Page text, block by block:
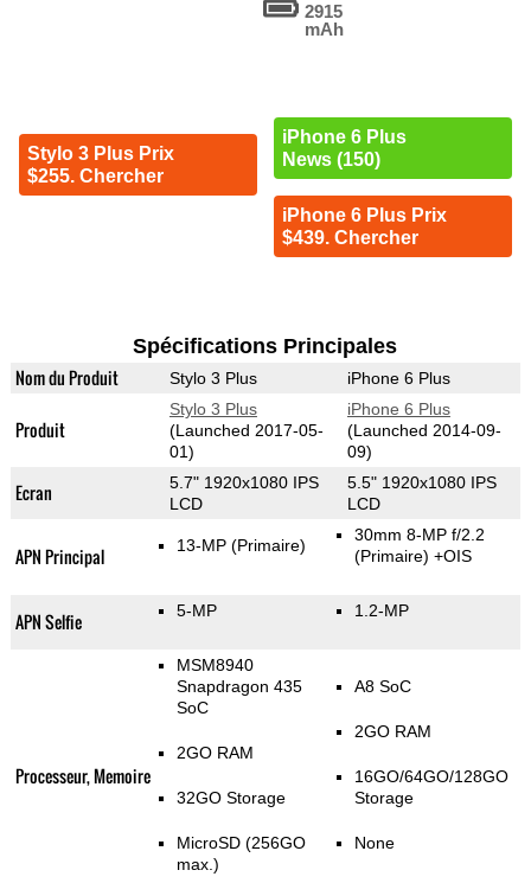
Stylo 3 Plus Prix
$255. Chercher
2915
mAh
iPhone 6 Plus
News (150)
iPhone 6 Plus Prix
$439. Chercher
Spécifications Principales
Nom du Produit Stylo 3 Plus iPhone 6 Plus
Produit
Stylo 3 Plus
(Launched 2017-05-
01)
iPhone 6 Plus
(Launched 2014-09-
09)
Ecran
5.7" 1920x1080 IPS
LCD
5.5" 1920x1080 IPS
LCD
APN Principal 13-MP (Primaire)
30mm 8-MP f/2.2
(Primaire) +OIS
APN Selfie 5-MP 1.2-MP
Processeur, Memoire
MSM8940
Snapdragon 435
SoC
2GO RAM
32GO Storage
MicroSD (256GO
max.)
A8 SoC
2GO RAM
16GO/64GO/128GO
Storage
None